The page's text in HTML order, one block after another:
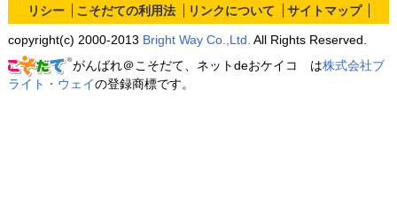
リシー
こそだての利用法 リンクについて サイトマップ
copyright(c) 2000-2013 Bright Way Co.,Ltd. All Rights Reserved.
がんばれ＠こそだて、ネットdeおケイコ は株式会社ブ
ライト・ウェイの登録商標です。